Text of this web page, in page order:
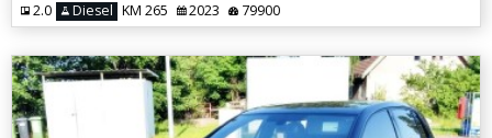
2.0 Diesel KM 265 2023 79900